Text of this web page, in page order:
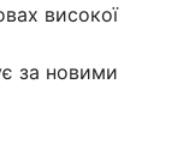
високої
за новими